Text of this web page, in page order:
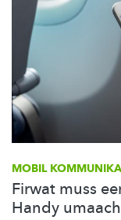
MOBIL
Firwat muss
Handy